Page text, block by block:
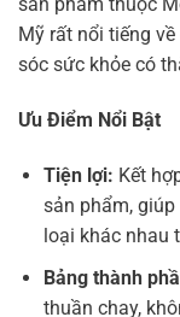
sản phẩm thuộc
Mỹ rất nổi tiếng
sóc sức khỏe có
Ưu Điểm Nổi Bật
Tiện lợi: Kết
sản phẩm,
loại khác nhau
Bảng thành
thuần chay,